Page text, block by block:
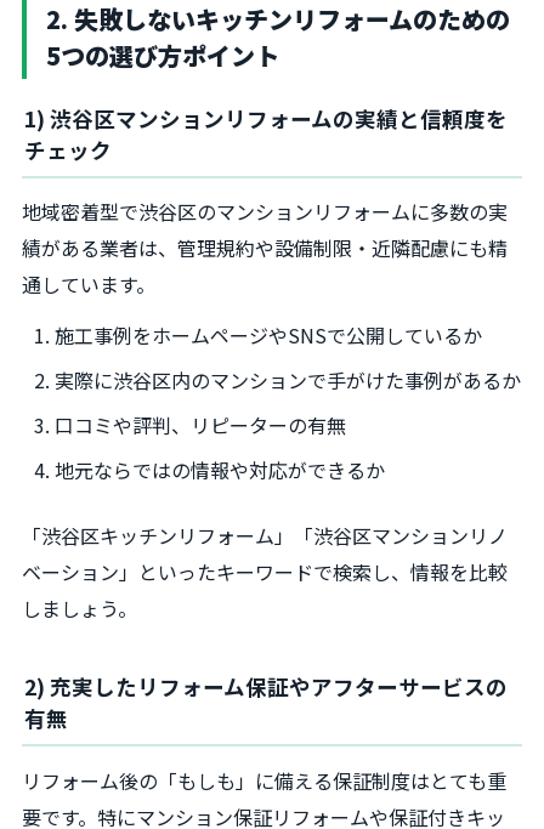
2. 失敗しないキッチンリフォームのための
5つの選び方ポイント
1) 渋谷区マンションリフォームの実績と信頼度を
チェック
地域密着型で渋谷区のマンションリフォームに多数の実
績がある業者は、管理規約や設備制限・近隣配慮にも精
通しています。
施工事例をホームページやSNSで公開しているか
実際に渋谷区内のマンションで手がけた事例があるか
口コミや評判、リピーターの有無
地元ならではの情報や対応ができるか
「渋谷区キッチンリフォーム」「渋谷区マンションリノ
ベーション」といったキーワードで検索し、情報を比較
しましょう。
2) 充実したリフォーム保証やアフターサービスの
有無
リフォーム後の「もしも」に備える保証制度はとても重
要です。特にマンション保証リフォームや保証付きキッ